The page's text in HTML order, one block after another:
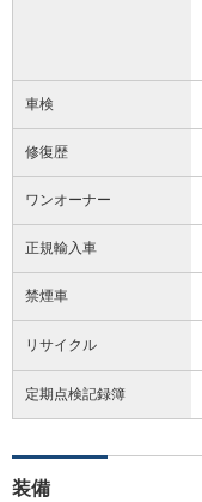
車検
修復歴
ワンオーナー
正規輸入車
禁煙車
リサイクル
定期点検記録簿
装備